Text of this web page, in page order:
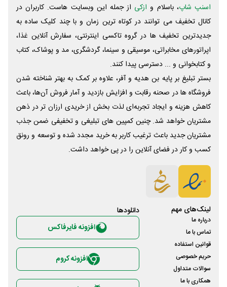
اسنپ شاپ، باسلام و ازکی از جمله این وبسایت ‌هاست. کاربران در
کانال تخفیف می توانند در کوتاه ترین زمان و با چند کلیک ساده به
جدیدترین تخفیف ها در گروه تاکسی اینترنتی، سفارش آنلاین غذا،
اپراتورهای مخابراتی، موسیقی و سینما، گردشگری، مد و پوشاک، کتاب
و کتابخوانی و ... دسترسی پیدا کنند.
بستر تبلیغ بر پایه بن هدیه و آفر، علاوه بر کمک به بهتر شناخته شدن
فروشگاه ها در صحنه رقابت و افزایش بازدید و آمار فروش آن‌ها، باعث
کاهش هزینه و ایجاد تجربه‌ای لذت بخش از خریدی ارزان تر در ذهن
مشتریان خواهد شد. چنین کمپین های تبلیغی و تخفیفی ضمن جذب
مشتریان جدید باعث ترغیب کاربر به خرید مجدد شده و توسعه و رونق
کسب و کار در فضای آنلاین را در پی خواهد داشت.
لینک‌های مهم
درباره ما
تماس با ما
قوانین استفاده
حریم خصوصی
سوالات متداول
همکاری با ما
دانلود‌ها
افزونه فایرفاکس
افزونه کروم